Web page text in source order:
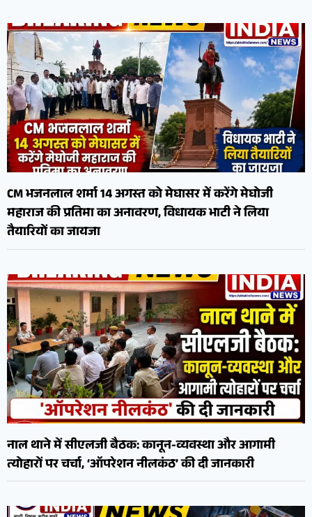
CM भजनलाल शर्मा 14 अगस्त को मेघासर में करेंगे मेघोजी
महाराज की प्रतिमा का अनावरण, विधायक भाटी ने लिया
तैयारियों का जायजा
नाल थाने में सीएलजी बैठक: कानून-व्यवस्था और आगामी
त्योहारों पर चर्चा, ‘ऑपरेशन नीलकंठ’ की दी जानकारी